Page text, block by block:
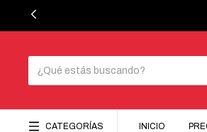
CATEGORÍAS INICIO